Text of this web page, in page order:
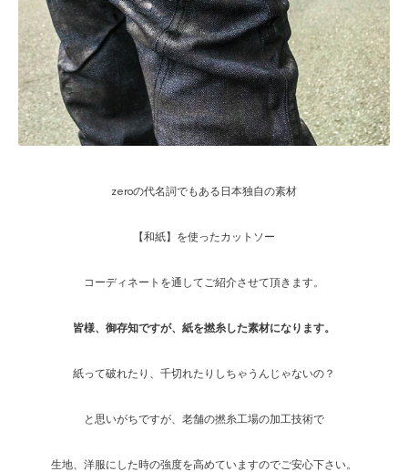
zeroの代名詞でもある日本独自の素材
【和紙】を使ったカットソー
コーディネートを通してご紹介させて頂きます。
皆様、御存知ですが、紙を撚糸した素材になります。
紙って破れたり、千切れたりしちゃうんじゃないの？
と思いがちですが、老舗の撚糸工場の加工技術で
生地、洋服にした時の強度を高めていますのでご安心下さい。